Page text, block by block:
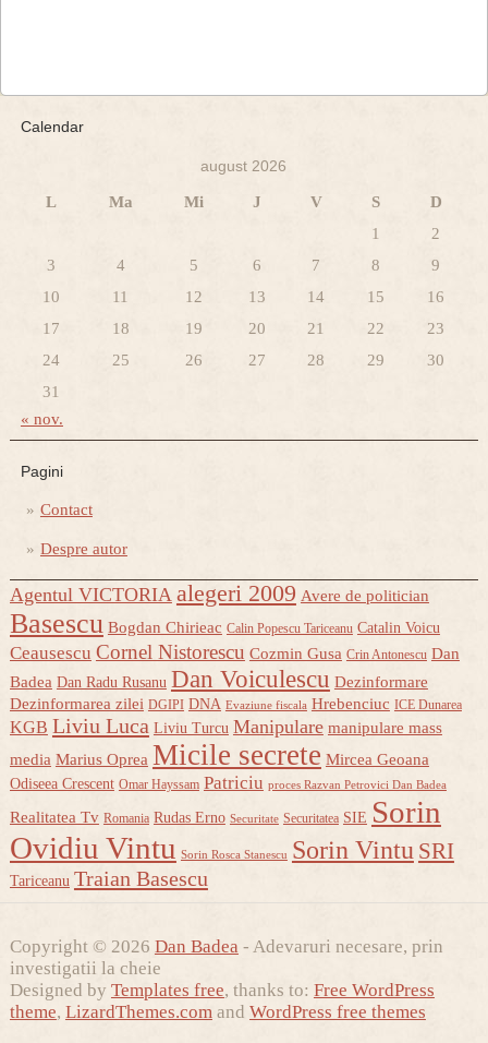
Calendar
august 2026
L Ma Mi J V S
D
1
2
3
4 5 6 7 8
9
10
11 12 13 14 15
16
17
18 19 20 21 22
23
24
25 26 27 28 29
30
31
« nov.
Pagini
Contact
Despre autor
Agentul VICTORIA alegeri 2009 Avere de politician
Basescu Bogdan Chirieac Calin Popescu Tariceanu Catalin Voicu
Ceausescu Cornel Nistorescu Cozmin Gusa Crin Antonescu Dan
Badea Dan Radu Rusanu Dan Voiculescu Dezinformare
Dezinformarea zilei DGIPI DNA Evaziune fiscala Hrebenciuc ICE Dunarea
KGB Liviu Luca Liviu Turcu Manipulare manipulare mass
media Marius Oprea Micile secrete Mircea Geoana
Odiseea Crescent Omar Hayssam Patriciu proces Razvan Petrovici Dan Badea
Realitatea Tv Romania Rudas Erno Securitate Securitatea SIE Sorin
Ovidiu Vintu Sorin Rosca Stanescu Sorin Vintu SRI
Tariceanu Traian Basescu
Copyright © 2026 Dan Badea - Adevaruri necesare, prin
investigatii la cheie
Designed by Templates free, thanks to: Free WordPress
theme, LizardThemes.comand WordPress free themes